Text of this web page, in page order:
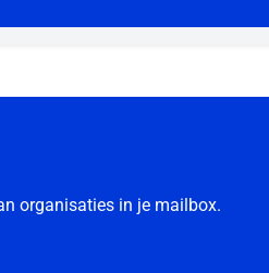
organisaties in je mailbox.